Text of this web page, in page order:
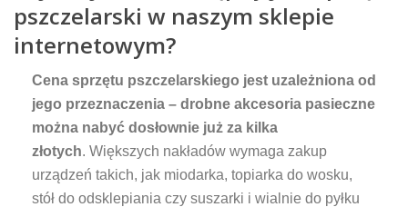
pszczelarski w naszym sklepie
internetowym?
Cena sprzętu pszczelarskiego jest uzależniona od
jego przeznaczenia – drobne akcesoria pasieczne
można nabyć dosłownie już za kilka
złotych. Większych nakładów wymaga zakup
urządzeń takich, jak miodarka, topiarka do wosku,
stół do odsklepiania czy suszarki i wialnie do pyłku